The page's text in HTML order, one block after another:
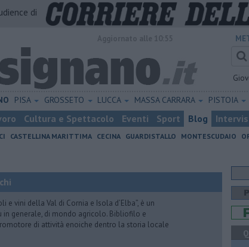
di
PISA GROSSETO LUCCA MASSA CARRARA PISTOIA
Cultura e Spettacolo Eventi Sport Blog
CASTELLINA MARITTIMA CECINA GUARDISTALLO MONTESCUDAIO
e vini della Val di Cornia e Isola d’Elba”, è un
in generale, di mondo agricolo. Bibliofilo e
di attività enoiche dentro la storia locale